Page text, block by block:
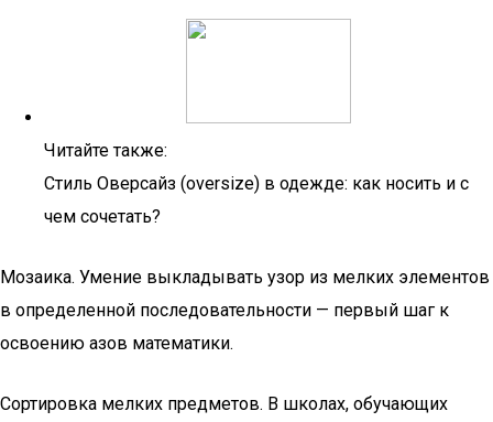
Читайте также:
Стиль Оверсайз (oversize) в одежде: как носить и с
чем сочетать?
Мозаика. Умение выкладывать узор из мелких элементов
в определенной последовательности — первый шаг к
освоению азов математики.
Сортировка мелких предметов. В школах, обучающих